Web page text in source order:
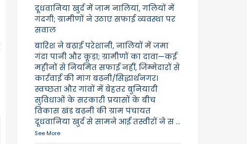
दूधवानिया खुर्द में जाम नालियां, गलियों में
गंदगी; ग्रामीणों ने उठाए सफाई व्यवस्था पर
सवाल
बारिश ने बढ़ाई परेशानी, नालियों में जमा
गंदा पानी और कूड़ा; ग्रामीणों का दावा—कई
महीनों से नियमित सफाई नहीं, जिम्मेदारों से
कार्रवाई की मांग बढ़नी/सिद्धार्थनगर।
स्वच्छता और गांवों में बेहतर बुनियादी
सुविधाओं के सरकारी प्रयासों के बीच
विकास खंड बढ़नी की ग्राम पंचायत
दूधवानिया खुर्द से सामने आई तस्वीरों ने स...
See More